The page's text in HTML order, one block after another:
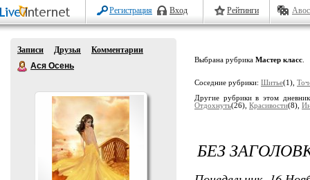
Регистрация Вход Рейтинги
Записи Друзья
Комментарии
Ася Осень
Выбрана рубрика Мастер класс
Соседние рубрики: Шитье(1),
Другие рубрики в этом
Отдохнуть(26), Красивости(8),
БЕЗ